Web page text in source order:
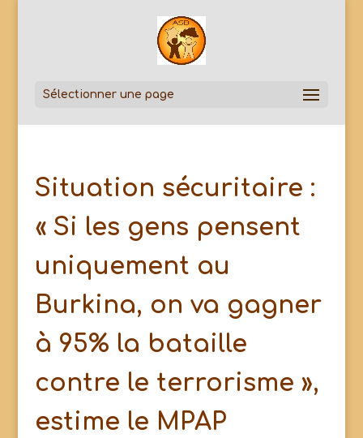
Sélectionner une page
Situation sécuritaire :
« Si les gens pensent
uniquement au
Burkina, on va gagner
à 95% la bataille
contre le terrorisme »,
estime le MPAP